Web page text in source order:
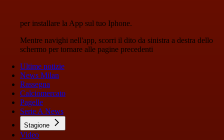
per installare la App sul tuo Iphone.
Mentre navighi nell'app, scorri il dito da sinistra a destra dello
schermo per tornare alle pagine precedenti
Ultime notizie
News Milan
Rassegna
Calciomercato
Pagelle
Serie A News
Stagione
Video